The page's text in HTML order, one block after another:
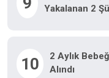
Yakalanan 2
10
2 Aylık
Alındı